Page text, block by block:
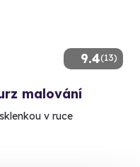
9.4(13)
malování
v ruce